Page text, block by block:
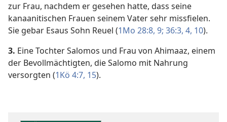
zur Frau, nachdem er gesehen hatte, dass seine
kanaanitischen Frauen seinem Vater sehr missfielen.
Sie gebar Esaus Sohn Reuel (1Mo 28:8, 9; 36:3, 4, 10).
3. Eine Tochter Salomos und Frau von Ahimaaz, einem
der Bevollmächtigten, die Salomo mit Nahrung
versorgten (1Kö 4:7, 15).